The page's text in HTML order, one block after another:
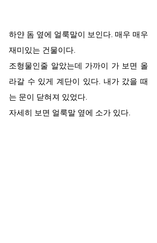
하얀 돔 옆에 얼룩말이 보인다. 매우 매우
재미있는 건물이다.
조형물인줄 알았는데 가까이 가 보면 올
라갈 수 있게 계단이 있다. 내가 갔을 때
는 문이 닫혀져 있었다.
자세히 보면 얼룩말 옆에 소가 있다.